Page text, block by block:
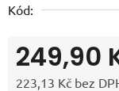
Kód:
249,90
223,13 Kč bez